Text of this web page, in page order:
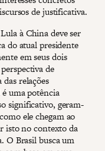
de justificativa.
à China deve ser
do atual presidente
em seus dois
de
relações
uma potência
significativo, geram-
ele chegam ao
isto no contexto da
O Brasil busca um